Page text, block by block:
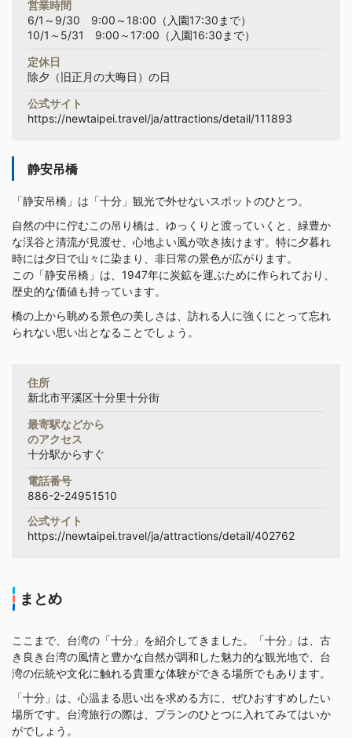
営業時間
6/1～9/30 9:00～18:00（入園17:30まで）
10/1～5/31 9:00～17:00（入園16:30まで）
定休日
除夕（旧正月の大晦日）の日
公式サイト
https://newtaipei.travel/ja/attractions/detail/111893
静安吊橋
「静安吊橋」は「十分」観光で外せないスポットのひとつ。
自然の中に佇むこの吊り橋は、ゆっくりと渡っていくと、緑豊か
な渓谷と清流が見渡せ、心地よい風が吹き抜けます。特に夕暮れ
時には夕日で山々に染まり、非日常の景色が広がります。
この「静安吊橋」は、1947年に炭鉱を運ぶために作られており、
歴史的な価値も持っています。
橋の上から眺める景色の美しさは、訪れる人に強くにとって忘れ
られない思い出となることでしょう。
住所
新北市平溪区十分里十分街
最寄駅などから
のアクセス
十分駅からすぐ
電話番号
886-2-24951510
公式サイト
https://newtaipei.travel/ja/attractions/detail/402762
まとめ
ここまで、台湾の「十分」を紹介してきました。「十分」は、古
き良き台湾の風情と豊かな自然が調和した魅力的な観光地で、台
湾の伝統や文化に触れる貴重な体験ができる場所でもあります。
「十分」は、心温まる思い出を求める方に、ぜひおすすめしたい
場所です。台湾旅行の際は、プランのひとつに入れてみてはいか
がでしょう。